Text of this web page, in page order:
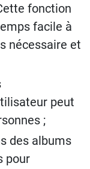
fonction
facile à
nécessaire et
peut
;
des albums
pour